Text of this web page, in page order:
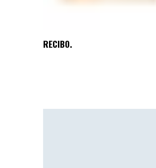
RECIBO.